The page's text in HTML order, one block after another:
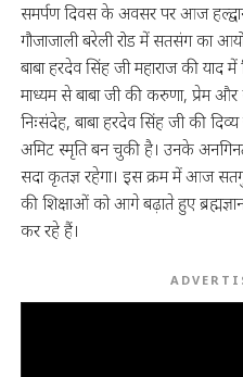
समर्पण दिवस के अवसर पर आज
गौजाजाली बरेली रोड में सतसंग का
बाबा हरदेव सिंह जी महाराज की याद
माध्यम से बाबा जी की करुणा, प्रेम
निःसंदेह, बाबा हरदेव सिंह जी की
अमिट स्मृति बन चुकी है। उनके
सदा कृतज्ञ रहेगा। इस क्रम में आज
की शिक्षाओं को आगे बढ़ाते हुए
कर रहे हैं।